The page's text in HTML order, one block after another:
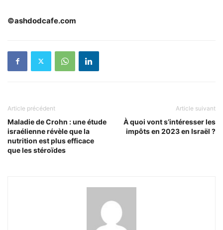
©ashdodcafe.com
Article précédent
Maladie de Crohn : une étude
israélienne révèle que la
nutrition est plus efficace
que les stéroïdes
Article suivant
À quoi vont s’intéresser les
impôts en 2023 en Israël ?